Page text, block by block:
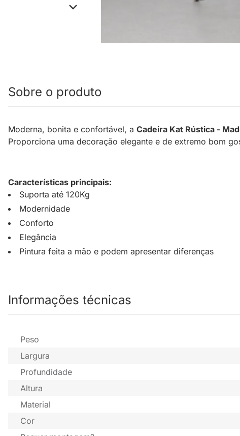
Sobre o produto
Moderna, bonita e confortável, a Cadeira Kat Rústica -
Proporciona uma decoração elegante e de extremo bom
Características principais:
Suporta até 120Kg
Modernidade
Conforto
Elegância
Pintura feita a mão e podem apresentar diferenças
Informações técnicas
Peso
Largura
Profundidade
Altura
Material
Cor